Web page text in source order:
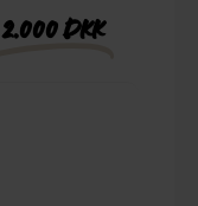
2.000 DKK